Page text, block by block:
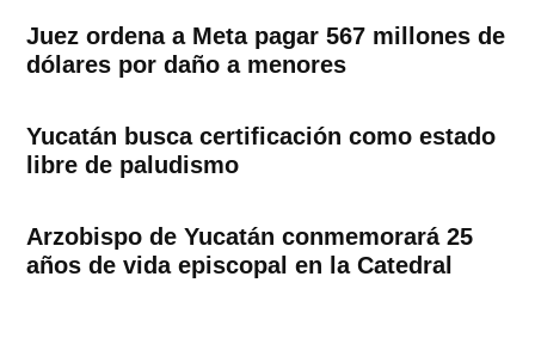
Juez ordena a Meta pagar 567 millones de
dólares por daño a menores
Yucatán busca certificación como estado
libre de paludismo
Arzobispo de Yucatán conmemorará 25
años de vida episcopal en la Catedral